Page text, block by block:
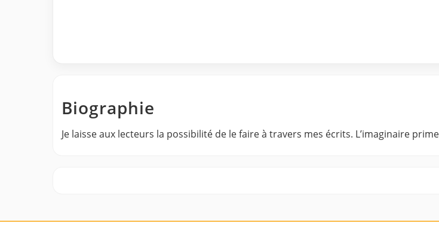
Biographie
Je laisse aux lecteurs la possibilité de le faire à travers mes écrits. L’imaginaire